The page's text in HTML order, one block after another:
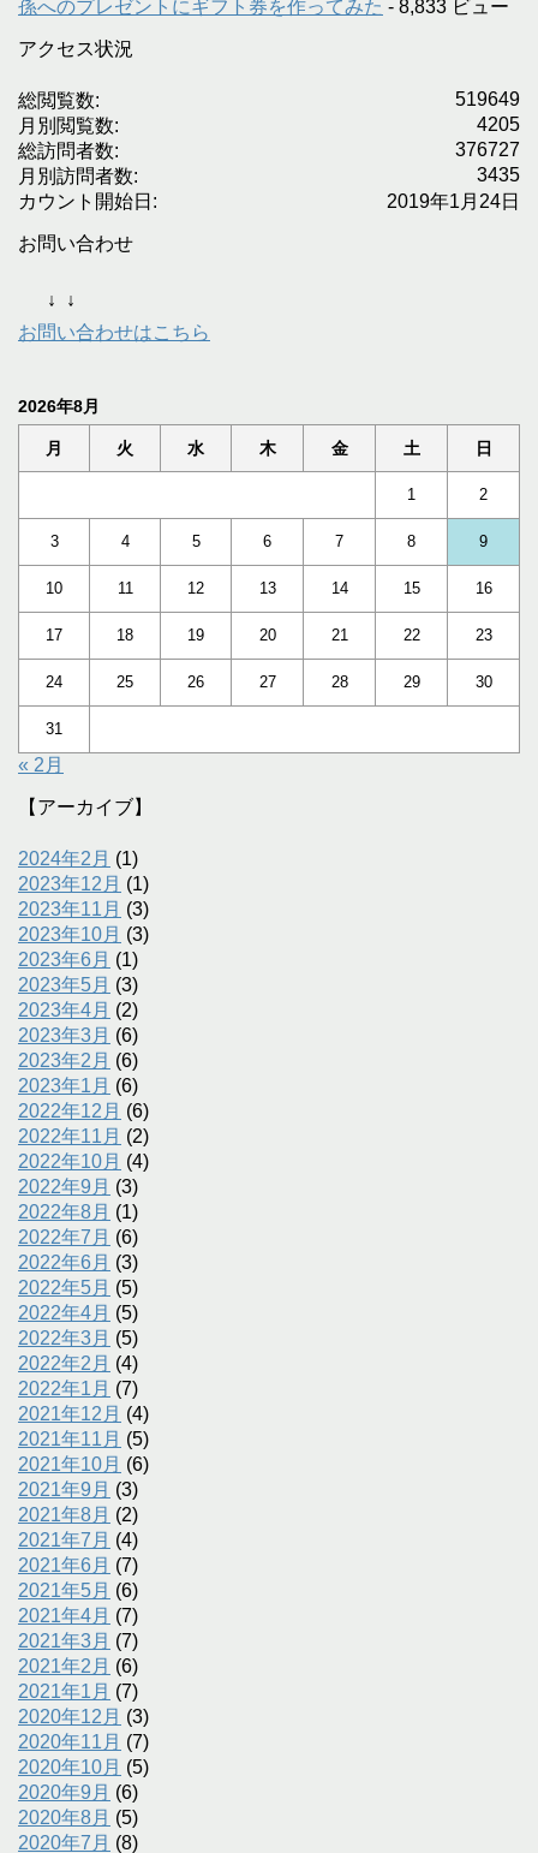
孫へのプレゼントにギフト券を作ってみた - 8,833 ビュー
アクセス状況
519649
総閲覧数:
4205
月別閲覧数:
376727
総訪問者数:
3435
月別訪問者数:
2019年1月24日
カウント開始日:
お問い合わせ
↓
↓
お問い合わせはこちら
2026年8月
月 火 水 木 金 土 日
1 2
3 4 5 6 7 8 9
10 11 12 13 14 15 16
17 18 19 20 21 22 23
24 25 26 27 28 29 30
31
« 2月
【アーカイブ】
2024年2月 (1)
2023年12月 (1)
2023年11月 (3)
2023年10月 (3)
2023年6月 (1)
2023年5月 (3)
2023年4月 (2)
2023年3月 (6)
2023年2月 (6)
2023年1月 (6)
2022年12月 (6)
2022年11月 (2)
2022年10月 (4)
2022年9月 (3)
2022年8月 (1)
2022年7月 (6)
2022年6月 (3)
2022年5月 (5)
2022年4月 (5)
2022年3月 (5)
2022年2月 (4)
2022年1月 (7)
2021年12月 (4)
2021年11月 (5)
2021年10月 (6)
2021年9月 (3)
2021年8月 (2)
2021年7月 (4)
2021年6月 (7)
2021年5月 (6)
2021年4月 (7)
2021年3月 (7)
2021年2月 (6)
2021年1月 (7)
2020年12月 (3)
2020年11月 (7)
2020年10月 (5)
2020年9月 (6)
2020年8月 (5)
2020年7月 (8)